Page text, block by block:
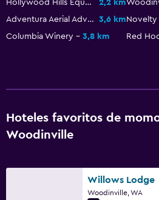
Despertador
Sofá cama
Tienda de regalos
Salud y seguridad
Hollywood Hills Equestrian Park
2,2 km
Adventura Aerial Adventure Park
3,6 kmNovelty
Columbia Winery
3,8 km Red
Hoteles favoritos de
Woodinville
Willows Lodge
Woodinville, WA